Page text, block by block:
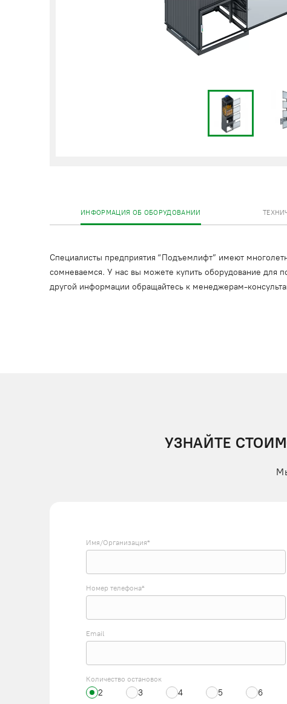
ИНФОРМАЦИЯ ОБ ОБОРУДОВАНИИ
Специалисты предприятия “Подъемлифт” имеют
сомневаемся. У нас вы можете купить оборудование для
другой информации обращайтесь к менеджерам-
УЗНАЙТЕ
Имя/Организация*
Номер телефона*
Email
Количество остановок
2 3 4 5 6